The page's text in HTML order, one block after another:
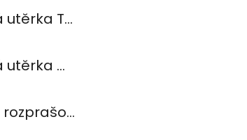
Průmyslová papírová utěrka TEMCA PROFIX Durex plus - 2ks
Průmyslová papírová utěrka CELTEX Smart White 800, šířka 24cm, 2vrstvy
SATUR - PLUS 500ml s rozprašovačem na koupelny